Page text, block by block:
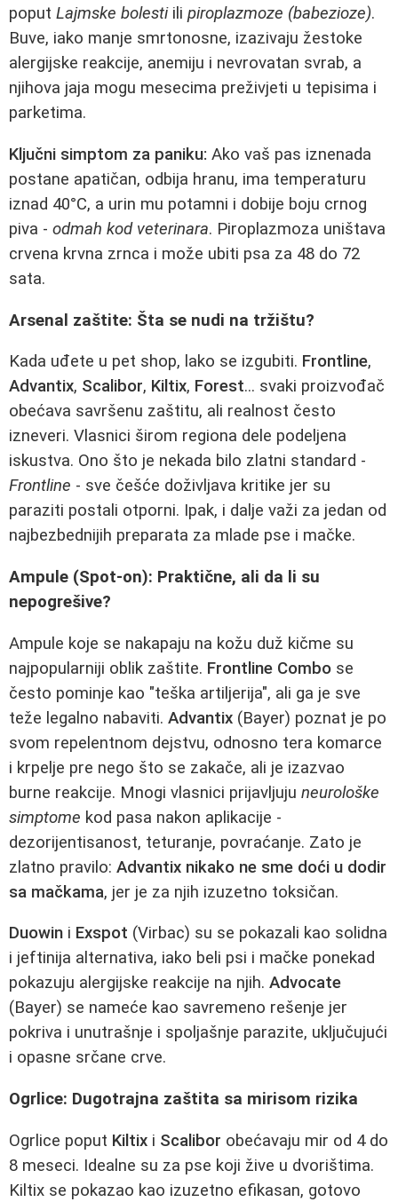
poput Lajmske bolestiili piroplazmoze (babezioze).
Buve, iako manje smrtonosne, izazivaju žestoke
alergijske reakcije, anemiju i nevrovatan svrab, a
njihova jaja mogu mesecima preživjeti u tepisima i
parketima.
Ključni simptom za paniku: Ako vaš pas iznenada
postane apatičan, odbija hranu, ima temperaturu
iznad 40°C, a urin mu potamni i dobije boju crnog
piva - odmah kod veterinara. Piroplazmoza uništava
crvena krvna zrnca i može ubiti psa za 48 do 72
sata.
Arsenal zaštite: Šta se nudi na tržištu?
Kada uđete u pet shop, lako se izgubiti. Frontline,
Advantix, Scalibor, Kiltix, Forest... svaki proizvođač
obećava savršenu zaštitu, ali realnost često
izneveri. Vlasnici širom regiona dele podeljena
iskustva. Ono što je nekada bilo zlatni standard -
Frontline - sve češće doživljava kritike jer su
paraziti postali otporni. Ipak, i dalje važi za jedan od
najbezbednijih preparata za mlade pse i mačke.
Ampule (Spot-on): Praktične, ali da li su
nepogrešive?
Ampule koje se nakapaju na kožu duž kičme su
najpopularniji oblik zaštite. Frontline Combo se
često pominje kao "teška artiljerija", ali ga je sve
teže legalno nabaviti. Advantix (Bayer) poznat je po
svom repelentnom dejstvu, odnosno tera komarce
i krpelje pre nego što se zakače, ali je izazvao
burne reakcije. Mnogi vlasnici prijavljuju neurološke
simptome kod pasa nakon aplikacije -
dezorijentisanost, teturanje, povraćanje. Zato je
zlatno pravilo: Advantix nikako ne sme doći u dodir
sa mačkama, jer je za njih izuzetno toksičan.
Duowin i Exspot (Virbac) su se pokazali kao solidna
i jeftinija alternativa, iako beli psi i mačke ponekad
pokazuju alergijske reakcije na njih. Advocate
(Bayer) se nameće kao savremeno rešenje jer
pokriva i unutrašnje i spoljašnje parazite, uključujući
i opasne srčane crve.
Ogrlice: Dugotrajna zaštita sa mirisom rizika
Ogrlice poput Kiltix i Scalibor obećavaju mir od 4 do
8 meseci. Idealne su za pse koji žive u dvorištima.
Kiltix se pokazao kao izuzetno efikasan, gotovo